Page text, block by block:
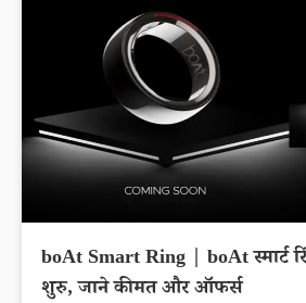
boAt Smart Ring | boAt
शुरु, जाने कीमत और ऑफर्स